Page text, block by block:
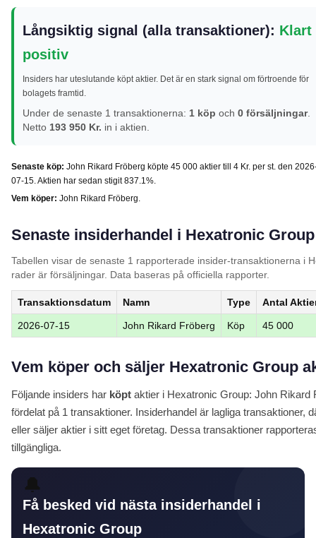
Långsiktig signal (alla transaktioner): Klart
positiv
Insiders har uteslutande köpt aktier. Det är en stark signal om förtroende för
bolagets framtid.
Under de senaste 1 transaktionerna: 1 köp och 0 försäljningar.
Netto 193 950 Kr. in i aktien.
Senaste köp: John Rikard Fröberg köpte 45 000 aktier till 4 Kr. per st. den
07-15. Aktien har sedan stigit 837.1%.
Vem köper: John Rikard Fröberg.
Senaste insiderhandel i Hexatronic Group
Tabellen visar de senaste 1 rapporterade insider-transaktionerna i
rader är försäljningar. Data baseras på officiella rapporter.
Transaktionsdatum Namn Type Antal
2026-07-15 John Rikard Fröberg Köp 45 000
Vem köper och säljer Hexatronic Group
Följande insiders har köpt aktier i Hexatronic Group: John Rikard
fördelat på 1 transaktioner. Insiderhandel är lagliga transaktioner,
eller säljer aktier i sitt eget företag. Dessa transaktioner
tillgängliga.
🔔
Få besked vid nästa insiderhandel i
Hexatronic Group